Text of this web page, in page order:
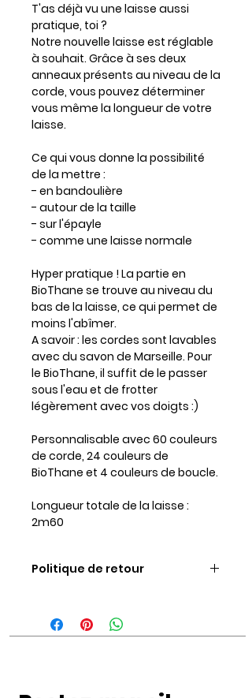
T'as déjà vu une laisse aussi
pratique, toi ?
Notre nouvelle laisse est réglable
à souhait. Grâce à ses deux
anneaux présents au niveau de la
corde, vous pouvez déterminer
vous même la longueur de votre
laisse.
Ce qui vous donne la possibilité
de la mettre :
- en bandoulière
- autour de la taille
- sur l'épayle
- comme une laisse normale
Hyper pratique ! La partie en
BioThane se trouve au niveau du
bas de la laisse, ce qui permet de
moins l'abîmer.
A savoir : les cordes sont lavables
avec du savon de Marseille. Pour
le BioThane, il suffit de le passer
sous l'eau et de frotter
légèrement avec vos doigts :)
Personnalisable avec 60 couleurs
de corde, 24 couleurs de
BioThane et 4 couleurs de boucle.
Longueur totale de la laisse :
2m60
Politique de retour
jours après réception de votre
commande pour nous retourner